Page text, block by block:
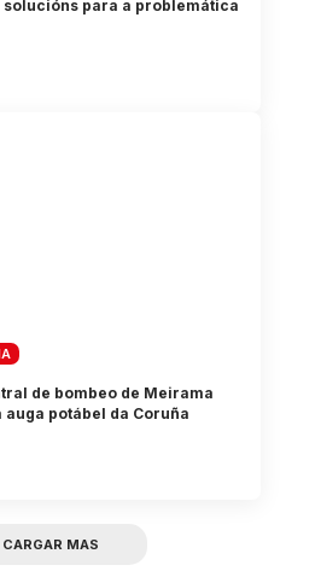
solucións para a problemática
de bombeo de Meirama
potábel da Coruña
CARGAR MAS